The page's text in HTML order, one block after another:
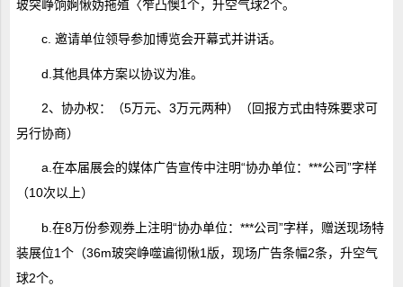
玻突峥饷婀愀妫拖殖〈笮凸懊1个，升空气球2个。
c. 邀请单位领导参加博览会开幕式并讲话。
d.其他具体方案以协议为准。
2、协办权：（5万元、3万元两种）（回报方式由特殊要求可
另行协商）
a.在本届展会的媒体广告宣传中注明“协办单位：***公司”字样
（10次以上）
b.在8万份参观券上注明“协办单位：***公司”字样，赠送现场特
装展位1个（36m玻突峥噬谝彻愀1版，现场广告条幅2条，升空气
球2个。